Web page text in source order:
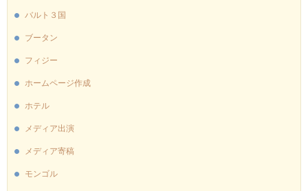
バルト３国
ブータン
フィジー
ホームページ作成
ホテル
メディア出演
メディア寄稿
モンゴル